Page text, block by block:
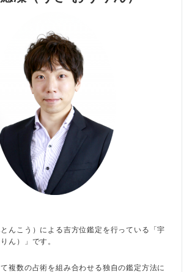
んこう）による吉方位鑑定を行っている「宇
ん）」です。
複数の占術を組み合わせる独自の鑑定方法に